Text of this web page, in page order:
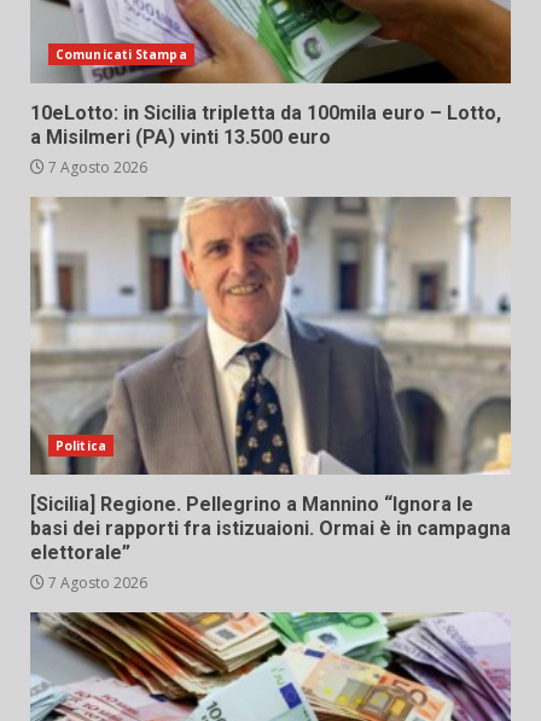
Comunicati Stampa
10eLotto: in Sicilia tripletta da 100mila euro – Lotto,
a Misilmeri (PA) vinti 13.500 euro
7 Agosto 2026
Politica
[Sicilia] Regione. Pellegrino a Mannino “Ignora le
basi dei rapporti fra istizuaioni. Ormai è in campagna
elettorale”
7 Agosto 2026